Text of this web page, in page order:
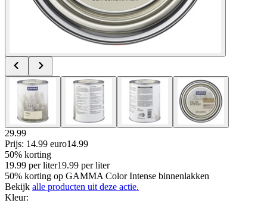
29.99
Prijs: 14.99 euro14.99
50% korting
19.99 per liter19.99 per liter
50% korting op GAMMA Color Intense binnenlakken
Bekijk alle producten uit deze actie.
Kleur: